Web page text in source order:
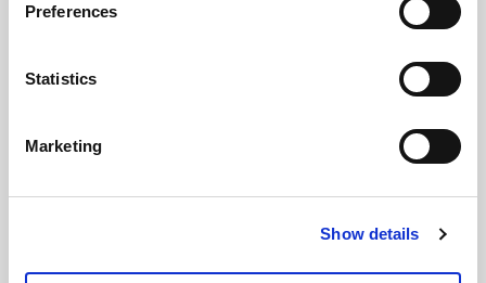
Preferences
Statistics
Marketing
Show details